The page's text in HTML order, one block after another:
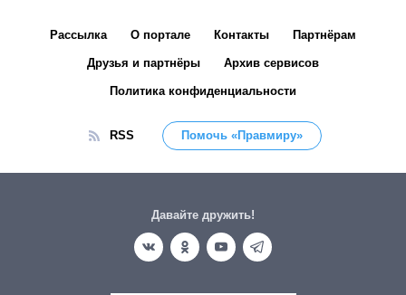
Рассылка О портале Контакты Партнёрам
Друзья и партнёры Архив сервисов
Политика конфиденциальности
RSS Помочь «Правмиру»
Давайте дружить!